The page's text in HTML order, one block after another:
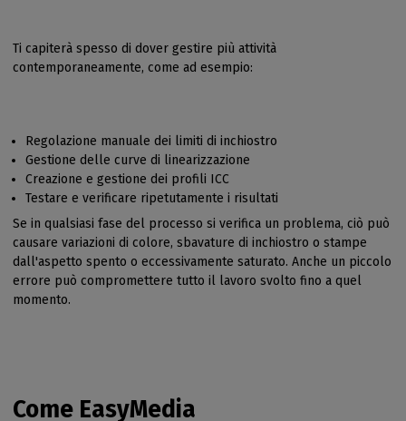
Ti capiterà spesso di dover gestire più attività
contemporaneamente, come ad esempio:
Regolazione manuale dei limiti di inchiostro
Gestione delle curve di linearizzazione
Creazione e gestione dei profili ICC
Testare e verificare ripetutamente i risultati
Se in qualsiasi fase del processo si verifica un problema, ciò può
causare variazioni di colore, sbavature di inchiostro o stampe
dall'aspetto spento o eccessivamente saturato. Anche un piccolo
errore può compromettere tutto il lavoro svolto fino a quel
momento.
Come EasyMedia